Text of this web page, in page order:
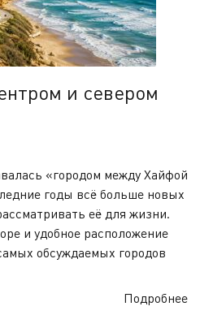
и севером
«городом между Хайфой
годы всё больше новых
её для жизни.
и удобное расположение
обсуждаемых городов
Подробнее